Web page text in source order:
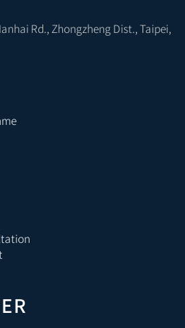
Rd., Zhongzheng Dist., Taipei,